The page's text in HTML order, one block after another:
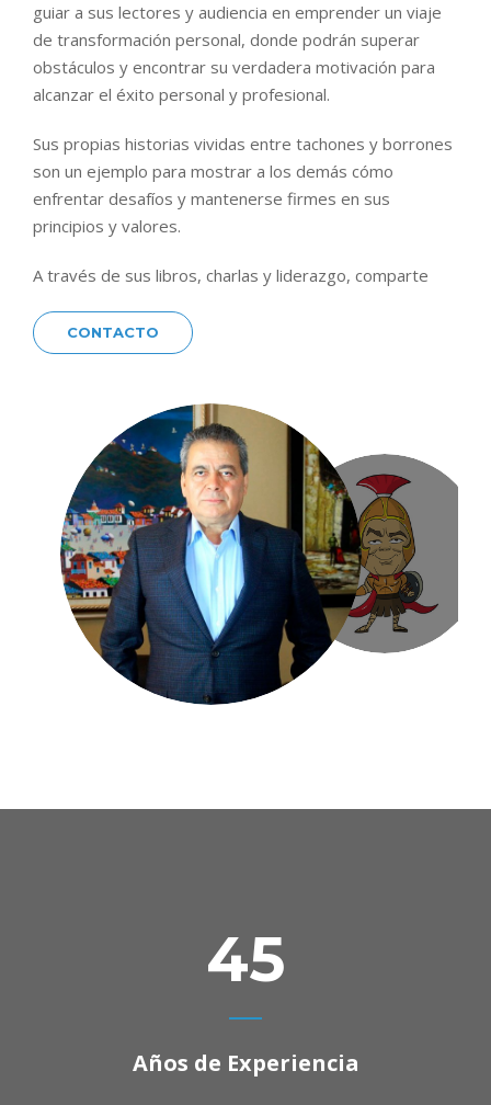
guiar a sus lectores y audiencia en emprender un viaje
de transformación personal, donde podrán superar
obstáculos y encontrar su verdadera motivación para
alcanzar el éxito personal y profesional.
Sus propias historias vividas entre tachones y borrones
son un ejemplo para mostrar a los demás cómo
enfrentar desafíos y mantenerse firmes en sus
principios y valores.
A través de sus libros, charlas y liderazgo, comparte
interior en cada individuo, animándolos a liberarse de
creencias limitantes y encontrar su sentido de vida.
CONTACTO
45
Años de Experiencia